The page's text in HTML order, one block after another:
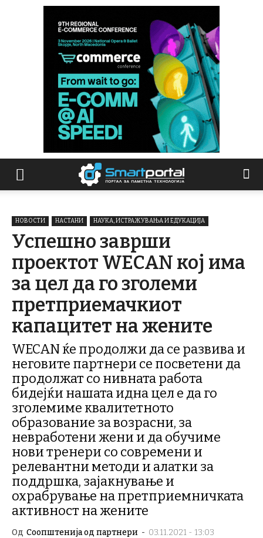
НОВОСТИ НАСТАНИ НАУКА, ИСТРАЖУВАЊА И ЕДУКАЦИЈА
Успешно заврши
проектот WECAN кој има
за цел да го зголеми
претприемачкиот
капацитет на жените
WECAN ќе продолжи да се развива и
неговите партнери се посветени да
продолжат со нивната работа
бидејќи нашата идна цел е да го
зголемиме квалитетното
образование за возрасни, за
невработени жени и да обучиме
нови тренери со современи и
релевантни методи и алатки за
поддршка, зајакнување и
охрабрување на претприемничката
активност на жените
Од Соопштенија од партнери - 03.11.2021 - 13:03